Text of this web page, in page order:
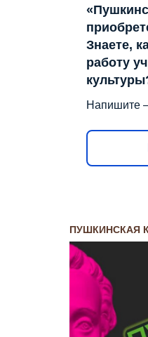
Знаете,
работу
Напишите
ПУШКИНСКАЯ